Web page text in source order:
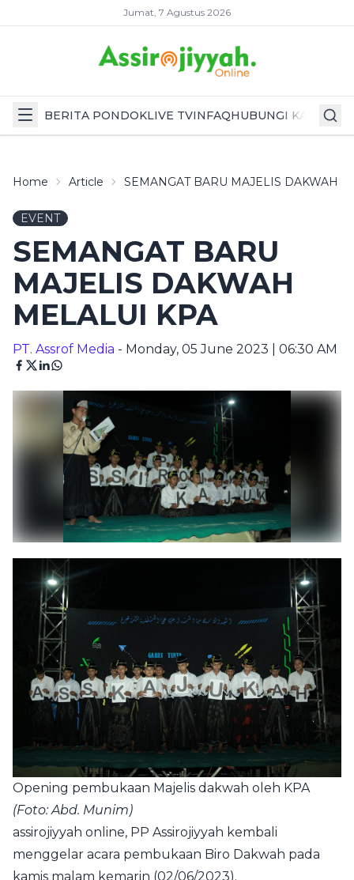
Jumat, 7 Agustus 2026
BERITA PONDOKLIVE TVINFAQHUBUNGI KAMI
Home Article SEMANGAT BARU MAJELIS DAKWAH
EVENT
SEMANGAT BARU
MAJELIS DAKWAH
MELALUI KPA
PT. Assrof Media - Monday, 05 June 2023 | 06:30 AM
Opening pembukaan Majelis dakwah oleh KPA
(Foto: Abd. Munim)
assirojiyyah online, PP Assirojiyyah kembali
menggelar acara pembukaan Biro Dakwah pada
kamis malam kemarin (02/06/2023).